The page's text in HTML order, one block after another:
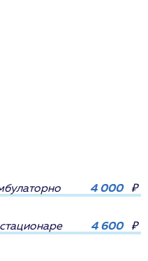
4 000 ₽
4 600 ₽